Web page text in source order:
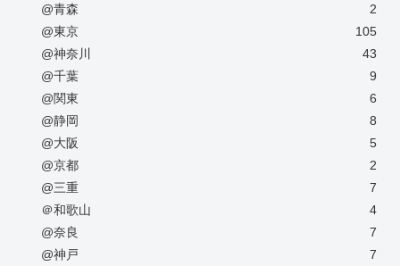
@青森
2
@東京
105
@神奈川
43
@千葉
9
@関東
6
@静岡
8
@大阪
5
@京都
2
@三重
7
＠和歌山
4
@奈良
7
@神戸
7